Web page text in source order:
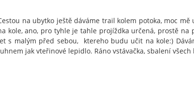
na ubytko ještě dáváme trail kolem potoka, moc
kole, ano, pro tyhle je tahle projíždka určená, prostě
s malým před sebou, ktereho budu učit na kole:)
jak vteřinové lepidlo. Ráno vstávačka, sbalení